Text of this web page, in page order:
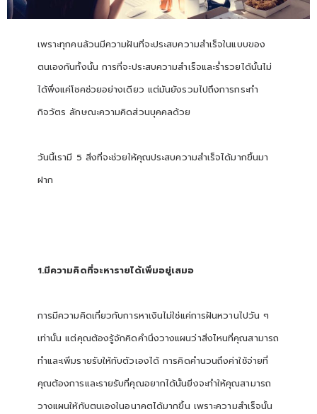
เพราะทุกคนล้วนมีความฝันที่จะประสบความสำเร็จในแบบของ
ตนเองกันทั้งนั้น การที่จะประสบความสำเร็จและร่ำรวยได้นั้นไม่
ได้พึ่งแค่โชคช่วยอย่างเดียว แต่มันยังรวมไปถึงการกระทำ
กิจวัตร ลักษณะความคิดส่วนบุคคลด้วย
วันนี้เรามี 5 สิ่งที่จะช่วยให้คุณประสบความสำเร็จได้มากขึ้นมา
ฝาก
1.มีความคิดที่จะหารายได้เพิ่มอยู่เสมอ
การมีความคิดเกี่ยวกับการหาเงินไม่ใช่แค่การฝันหวานไปวัน ๆ
เท่านั้น แต่คุณต้องรู้จักคิดคำนึงวางแผนว่าสิ่งไหนที่คุณสามารถ
ทำและเพิ่มรายรับให้กับตัวเองได้ การคิดคำนวนถึงค่าใช้จ่ายที่
คุณต้องการและรายรับที่คุณอยากได้นั้นยิ่งจะทำให้คุณสามารถ
วางแผนให้กับตนเองในอนาคตได้มากขึ้น เพราะความสำเร็จนั้น